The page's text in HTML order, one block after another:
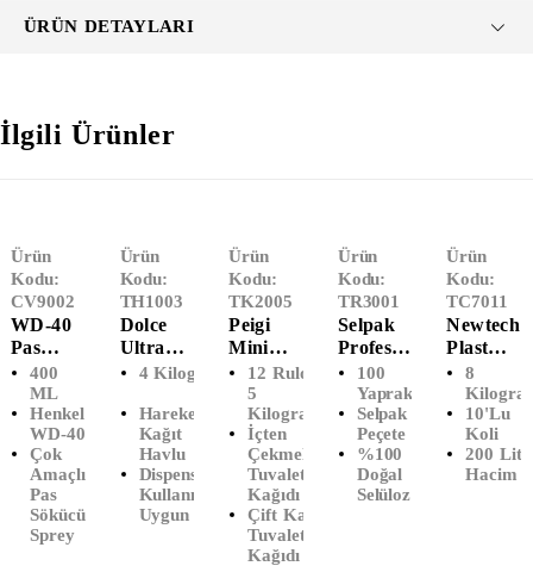
ÜRÜN DETAYLARI
İlgili Ürünler
Ürün
Kodu:
CV9002
WD-40
Pas
Sökücü
Sprey
(400
ML)
400
ML
Henkel
WD-40
Çok
Amaçlı
Pas
Sökücü
Sprey
Ürün
Kodu:
TH1003
Dolce
Ultra
Hareketl
(6'Lı)
4 Kilogram
Hareketli
Kağıt
Havlu
Dispenser
Kullanımına
Uygun
Ürün
Kodu:
TK2005
Peigi
Mini
İçten
Çekmeli
Tuvalet
Kağıdı
Çift
Katlı
(12'li)
12 Rulo -
5
Kilogram
İçten
Çekmeli
Tuvalet
Kağıdı
Çift Katlı
Tuvalet
Kağıdı
Ürün
Kodu:
TR3001
Selpak
Professi
Onal
Essential
Peçete
100
Yaprak
Selpak
Peçete
%100
Doğal
Selüloz
Ürün
Kodu:
TC7011
Newtech
Plast
Ağır
Sanayi
Çöp
Poşeti
Battal
Boy
8
10'Lu
Koli
200
Hacim